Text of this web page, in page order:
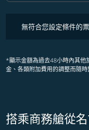
無符合您設定條件的
*顯示金額為過去48小時內其他
金、各類附加費用的調整而隨時
搭乘商務艙從